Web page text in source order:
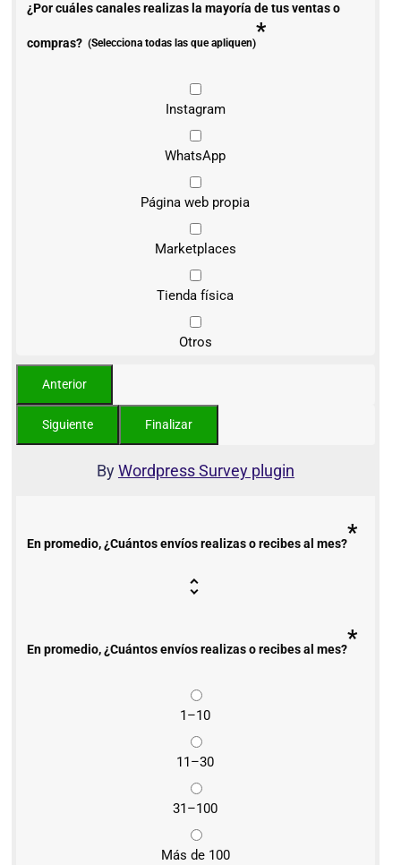
¿Por cuáles canales realizas la mayoría de tus ventas o
compras? (Selecciona todas las que apliquen)*
Instagram
WhatsApp
Página web propia
Marketplaces
Tienda física
Otros
ByWordpress Survey plugin
En promedio, ¿Cuántos envíos realizas o recibes al mes?*
En promedio, ¿Cuántos envíos realizas o recibes al mes?*
1–10
11–30
31–100
Más de 100